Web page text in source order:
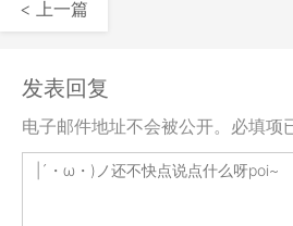
< 上一篇
发表回复
电子邮件地址不会被公开。必填项